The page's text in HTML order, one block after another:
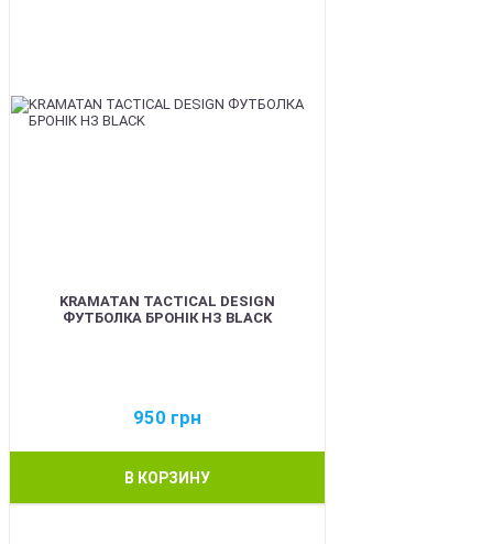
KRAMATAN TACTICAL DESIGN
ФУТБОЛКА БРОНІК НЗ BLACK
950 грн
В КОРЗИНУ